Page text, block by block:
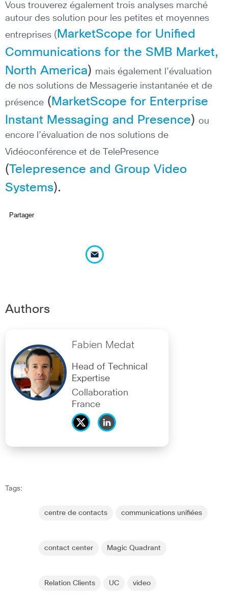
Vous trouverez également trois analyses marché
autour des solution pour les petites et moyennes
entreprises ( MarketScope for Unified
Communications for the SMB Market,
North America) mais également l’évaluation
de nos solutions de Messagerie instantanée et de
présence ( MarketScope for Enterprise
Instant Messaging and Presence) ou
encore l’évaluation de nos solutions de
Vidéoconférence et de TelePresence
(Telepresence and Group Video
Systems).
Partager
Authors
Fabien Medat
Head of Technical
Expertise
Collaboration
France
Tags:
centre de contacts communications unifiées
contact center Magic Quadrant
Relation Clients UC video